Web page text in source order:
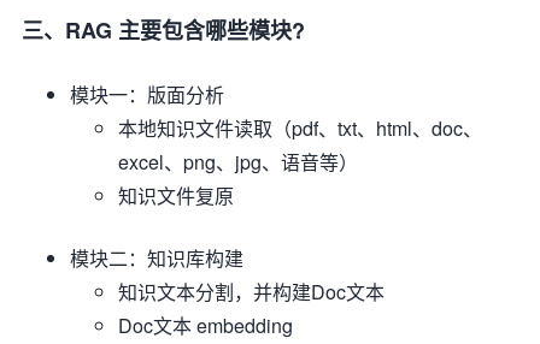
三、RAG 主要包含哪些模块?
模块一：版面分析
本地知识文件读取（pdf、txt、html、doc、
excel、png、jpg、语音等）
知识文件复原
模块二：知识库构建
知识文本分割，并构建Doc文本
Doc文本 embedding